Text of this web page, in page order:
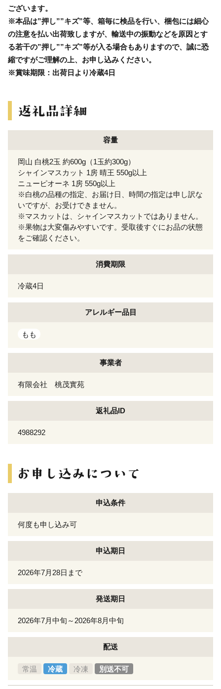
ございます。
※本品は”押し””キズ”等、箱毎に検品を行い、梱包には細心
の注意を払い出荷致しますが、輸送中の振動などを原因とす
る若干の”押し””キズ”等が入る場合もありますので、誠に恐
縮ですがご理解の上、お申し込みください。
※賞味期限：出荷日より冷蔵4日
容量
岡山 白桃2玉 約600g（1玉約300g）
シャインマスカット 1房 晴王 550g以上
ニューピオーネ 1房 550g以上
※白桃の品種の指定、お届け日、時間の指定は申し訳な
いですが、お受けできません。
※マスカットは、シャインマスカットではありません。
※果物は大変傷みやすいです。受取後すぐにお品の状態
をご確認ください。
消費期限
冷蔵4日
アレルギー品目
もも
事業者
有限会社 桃茂實苑
返礼品ID
4988292
申込条件
何度も申し込み可
申込期日
2026年7月28日まで
発送期日
2026年7月中旬～2026年8月中旬
配送
常温 冷蔵 冷凍 別送不可